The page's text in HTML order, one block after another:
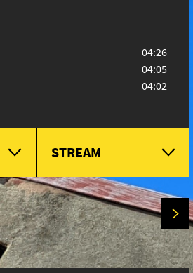
04:26
04:05
04:02
STREAM